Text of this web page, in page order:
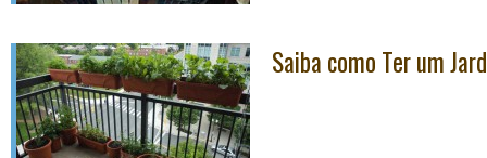
Saiba como Ter um